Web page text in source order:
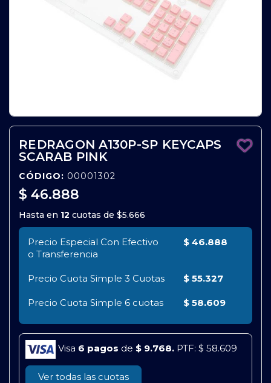
REDRAGON A130P-SP KEYCAPS
SCARAB PINK
CÓDIGO: 00001302
$ 46.888
Hasta en 12 cuotas de $5.666
Precio Especial Con Efectivo
o Transferencia
$ 46.888
Precio Cuota Simple 3 Cuotas $ 55.327
Precio Cuota Simple 6 cuotas $ 58.609
Visa 6 pagos de $ 9.768. PTF: $ 58.609
Ver todas las cuotas